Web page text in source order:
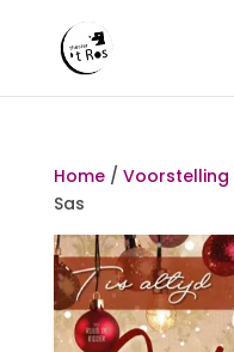
Home/ Voorstelling
Sas